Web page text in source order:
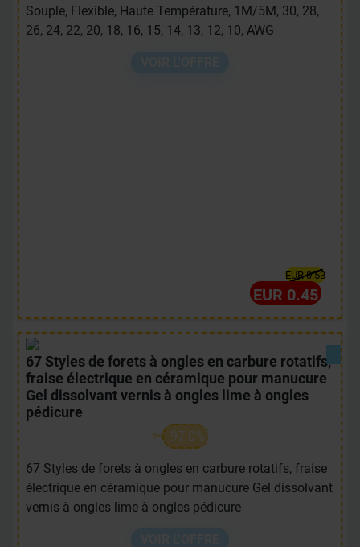
Souple, Flexible, Haute Température, 1M/5M, 30, 28,
26, 24, 22, 20, 18, 16, 15, 14, 13, 12, 10, AWG
EUR 0.53
EUR 0.45
67 Styles de forets à ongles en carbure rotatifs,
fraise électrique en céramique pour manucure
Gel dissolvant vernis à ongles lime à ongles
pédicure
97.0%
67 Styles de forets à ongles en carbure rotatifs, fraise
électrique en céramique pour manucure Gel dissolvant
vernis à ongles lime à ongles pédicure